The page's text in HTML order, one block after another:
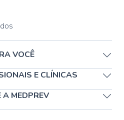
VOCÊ
E CLÍNICAS
A MEDPREV